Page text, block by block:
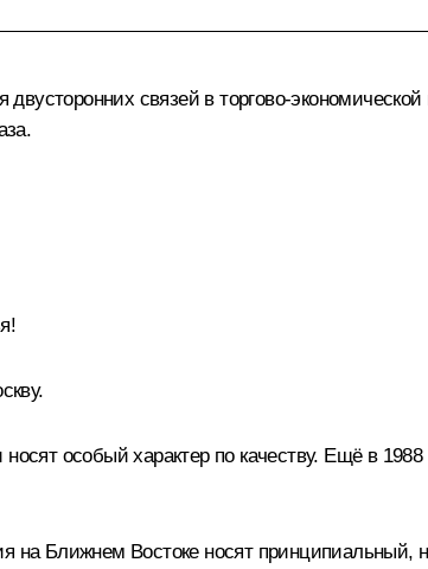
связей в торгово-
особый характер по качеству. Ещё в
Ближнем Востоке носят принципиальный,